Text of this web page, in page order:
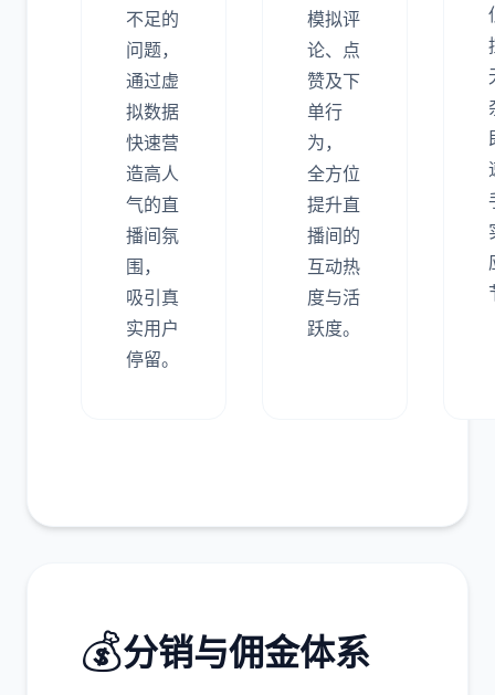
不足的
问题，
通过虚
拟数据
快速营
造高人
气的直
播间氛
围，
吸引真
实用户
停留。
模拟评
论、点
赞及下
单行
为，
全方位
提升直
播间的
互动热
度与活
跃度。
💰分销与佣金体系